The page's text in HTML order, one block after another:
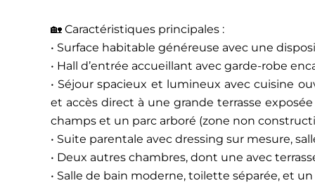
🏡 Caractéristiques principales :
• Surface habitable généreuse avec une
• Hall d’entrée accueillant avec garde-robe
• Séjour spacieux et lumineux avec cuisine
et accès direct à une grande terrasse
champs et un parc arboré (zone non
• Suite parentale avec dressing sur mesure,
• Deux autres chambres, dont une avec
• Salle de bain moderne, toilette séparée, et